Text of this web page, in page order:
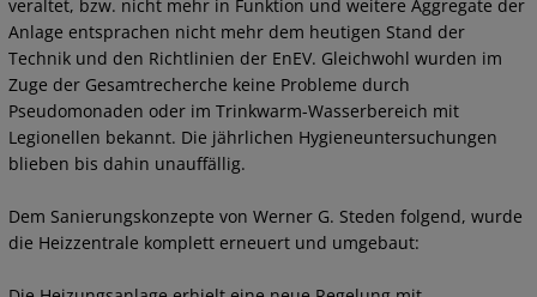
veraltet, bzw. nicht mehr in Funktion und weitere Aggregate der
Anlage entsprachen nicht mehr dem heutigen Stand der
Technik und den Richtlinien der EnEV. Gleichwohl wurden im
Zuge der Gesamtrecherche keine Probleme durch
Pseudomonaden oder im Trinkwarm-Wasserbereich mit
Legionellen bekannt. Die jährlichen Hygieneuntersuchungen
blieben bis dahin unauffällig.
Dem Sanierungskonzepte von Werner G. Steden folgend, wurde
die Heizzentrale komplett erneuert und umgebaut: